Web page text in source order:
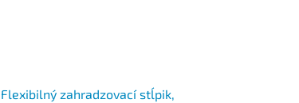
Flexibilný zahradzovací stĺpik,